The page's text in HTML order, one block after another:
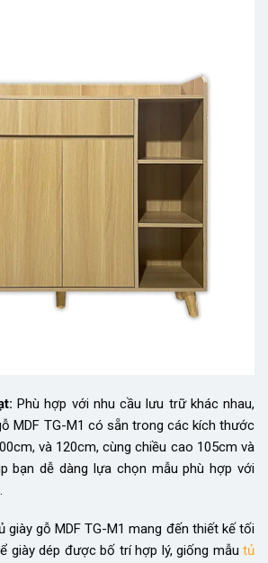
Phù hợp với nhu cầu lưu trữ khác nhau,
MDF TG-M1 có sẵn trong các kích thước
và 120cm, cùng chiều cao 105cm và
bạn dễ dàng lựa chọn mẫu phù hợp với
giày gỗ MDF TG-M1 mang đến thiết kế tối
giày dép được bố trí hợp lý, giống mẫu tủ